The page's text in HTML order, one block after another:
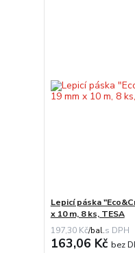
Lepicí páska
x 10 m, 8 ks, TESA
197,30 Kč/bal.
163,06 Kč bez